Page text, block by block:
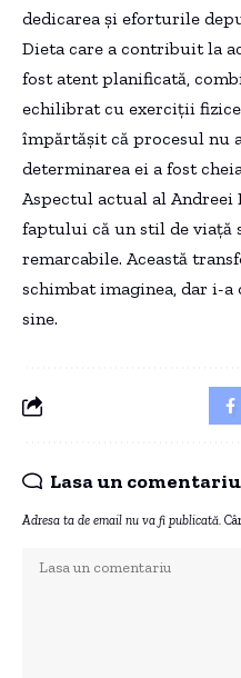
dedicarea și eforturile
Dieta care a contribuit la
fost atent planificată,
echilibrat cu exerciții fizice
împărtășit că procesul nu
determinarea ei a fost
Aspectul actual al Andreei
faptului că un stil de viață
remarcabile. Această
schimbat imaginea, dar i-
sine.
Lasa un comentariu
Adresa ta de email nu va fi publicată.